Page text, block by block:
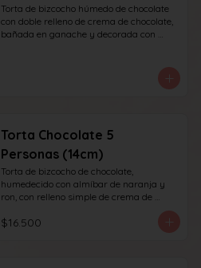
Torta de bizcocho húmedo de chocolate
con doble relleno de crema de chocolate,
bañada en ganache y decorada con
Torta Chocolate 5
Personas (14cm)
Torta de bizcocho de chocolate,
humedecido con almíbar de naranja y
ron, con relleno simple de crema de
ganache de chocolate. Recomendada
$16.500